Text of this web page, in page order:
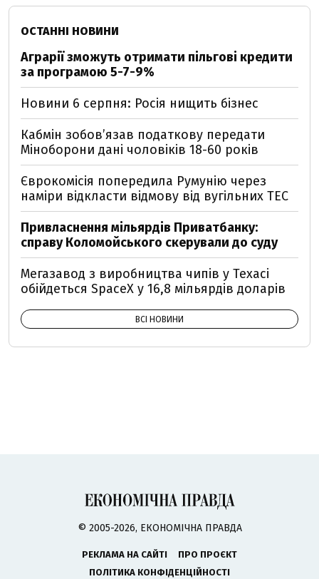
ОСТАННІ НОВИНИ
Аграрії зможуть отримати пільгові кредити
за програмою 5-7-9%
Новини 6 серпня: Росія нищить бізнес
Кабмін зобовʼязав податкову передати
Міноборони дані чоловіків 18-60 років
Єврокомісія попередила Румунію через
наміри відкласти відмову від вугільних ТЕС
Привласнення мільярдів Приватбанку:
справу Коломойського скерували до суду
Мегазавод з виробництва чипів у Техасі
обійдеться SpaceX у 16,8 мільярдів доларів
ВСІ НОВИНИ
© 2005-2026, ЕКОНОМІЧНА ПРАВДА
РЕКЛАМА НА САЙТІ
ПРО ПРОЄКТ
ПОЛІТИКА КОНФІДЕНЦІЙНОСТІ